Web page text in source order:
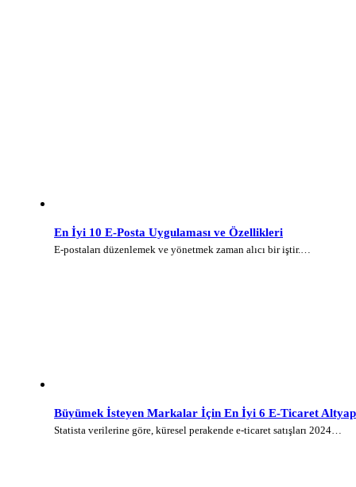
En İyi 10 E-Posta Uygulaması ve Özellikleri
E-postaları düzenlemek ve yönetmek zaman alıcı bir iştir.…
Büyümek İsteyen Markalar İçin En İyi 6 E-Ticaret
Statista verilerine göre, küresel perakende e-ticaret satışları 2024…